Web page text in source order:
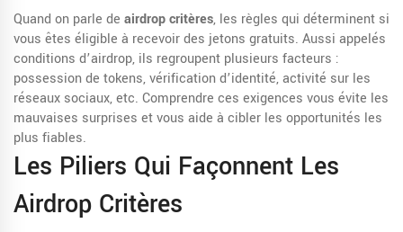
Quand on parle de airdrop critères, les règles qui déterminent si
vous êtes éligible à recevoir des jetons gratuits. Aussi appelés
conditions d’airdrop, ils regroupent plusieurs facteurs :
possession de tokens, vérification d’identité, activité sur les
réseaux sociaux, etc. Comprendre ces exigences vous évite les
mauvaises surprises et vous aide à cibler les opportunités les
plus fiables.
Les Piliers Qui Façonnent Les
Airdrop Critères